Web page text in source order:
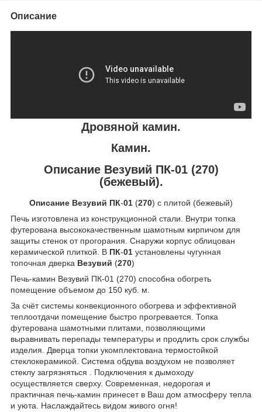
Описание
Дровяной камин.
Камин.
Описание Везувий ПК-01 (270)
(бежевый).
Описание Везувий ПК-01 (270) с плитой (бежевый)
Печь изготовлена из конструкционной стали. Внутри топка
футерована высококачественным шамотным кирпичом для
защиты стенок от прогорания. Снаружи корпус облицован
керамической плиткой. В ПК-01 установлены чугунная
топочная дверка Везувий (270)
Печь-камин Везувий ПК-01 (270) способна обогреть
помещение объемом до 150 куб. м.
За счёт системы конвекционного обогрева и эффективной
теплоотдачи помещение быстро прогревается. Топка
футерована шамотными плитами, позволяющими
выравнивать перепады температуры и продлить срок службы
изделия. Дверца топки укомплектована термостойкой
стеклокерамикой. Система обдува воздухом не позволяет
стеклу загрязняться . Подключения к дымоходу
осуществляется сверху. Современная, недорогая и
практичная печь-камин принесет в Ваш дом атмосферу тепла
и уюта. Наслаждайтесь видом живого огня!